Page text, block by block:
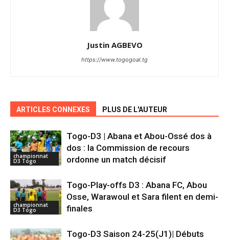
Justin AGBEVO
https://www.togogoal.tg
ARTICLES CONNEXES PLUS DE L'AUTEUR
championnat
D3 Togo
Togo-D3 | Abana et Abou-Ossé dos à
dos : la Commission de recours
ordonne un match décisif
championnat
D3 Togo
Togo-Play-offs D3 : Abana FC, Abou
Osse, Warawoul et Sara filent en demi-
finales
Togo-D3 Saison 24-25(J1)| Débuts